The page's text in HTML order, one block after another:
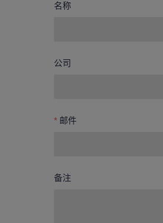
名称
公司
邮件
备注